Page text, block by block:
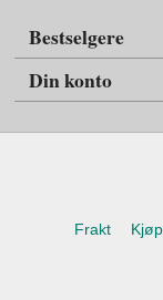
Bestselgere
Din konto
Frakt